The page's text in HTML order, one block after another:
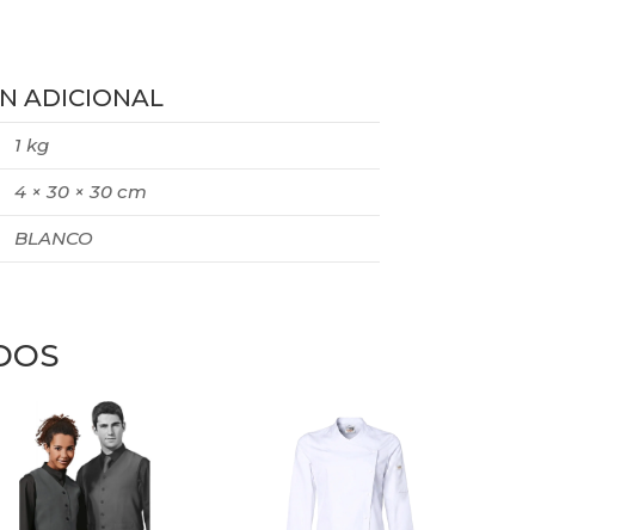
ADICIONAL
1 kg
4 × 30 × 30 cm
BLANCO